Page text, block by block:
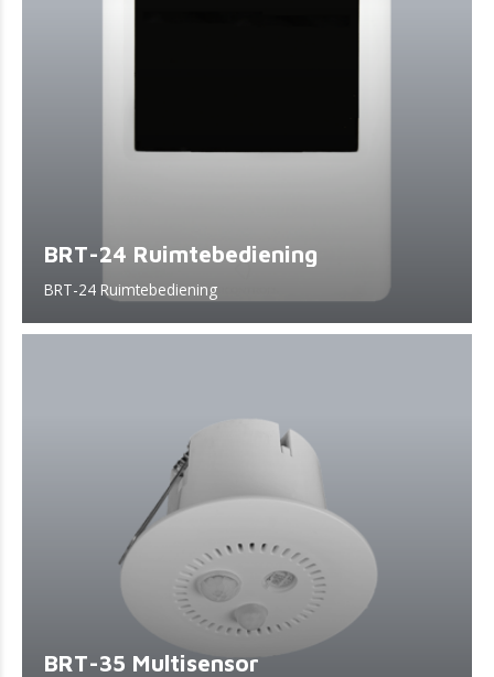
BRT-24 Ruimtebediening
BRT-24 Ruimtebediening
BRT-35 Multisensor